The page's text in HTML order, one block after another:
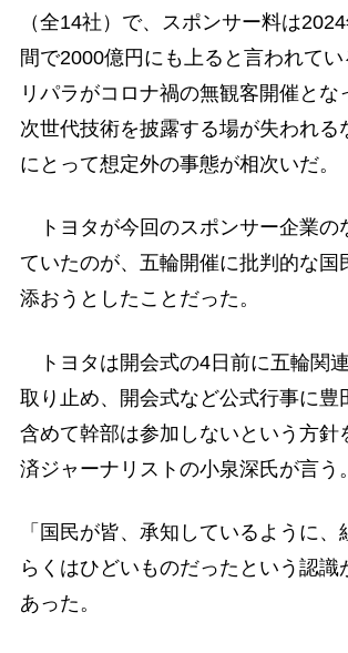
（全14社）で、スポンサー料は
間で2000億円にも上ると言われて
リパラがコロナ禍の無観客開催とな
次世代技術を披露する場が失われる
にとって想定外の事態が相次いだ。
トヨタが今回のスポンサー企業の
ていたのが、五輪開催に批判的な国
添おうとしたことだった。
トヨタは開会式の4日前に五輪関
取り止め、開会式など公式行事に豊
含めて幹部は参加しないという方針
済ジャーナリストの小泉深氏が言う。
「国民が皆、承知しているように、
らくはひどいものだったという認識
あった。